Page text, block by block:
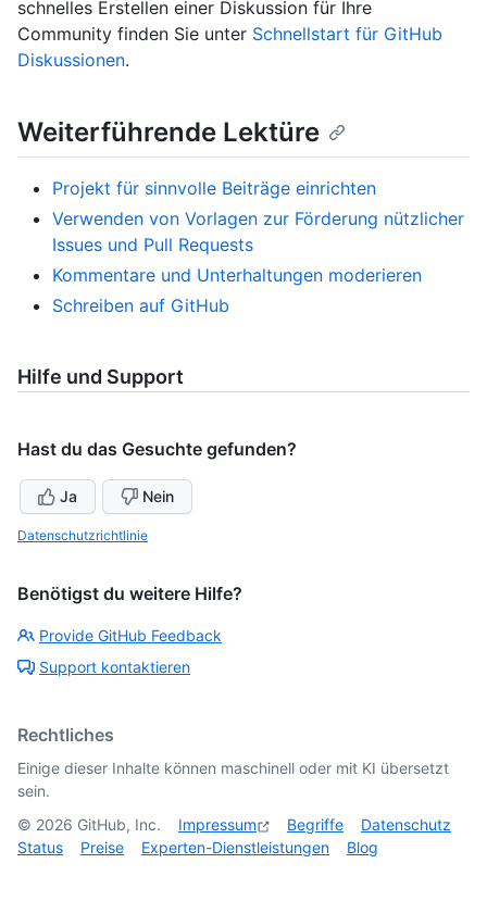
schnelles Erstellen einer Diskussion für Ihre
Community finden Sie unter Schnellstart für GitHub
Diskussionen.
Weiterführende Lektüre
Projekt für sinnvolle Beiträge einrichten
Verwenden von Vorlagen zur Förderung nützlicher
Issues und Pull Requests
Kommentare und Unterhaltungen moderieren
Schreiben auf GitHub
Hilfe und Support
Hast du das Gesuchte gefunden?
Ja Nein
Datenschutzrichtlinie
Benötigst du weitere Hilfe?
Provide GitHub Feedback
Support kontaktieren
Rechtliches
Einige dieser Inhalte können maschinell oder mit KI übersetzt
sein.
© 2026 GitHub, Inc. Impressum Begriffe
Datenschutz
Status
Preise Experten-Dienstleistungen Blog